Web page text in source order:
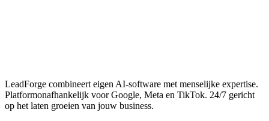
LeadForge combineert eigen AI-software met menselijke expertise.
Platformonafhankelijk voor Google, Meta en TikTok. 24/7 gericht
op het laten groeien van jouw business.